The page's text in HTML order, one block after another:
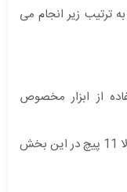
عملیات تعویض ال شی دی موبایل xiaomi به ترتیب زیر انجام می
از ابزار مخصوص
باز کردن پیچ های پشت گوشی (معمولا 11 پیچ در این بخش